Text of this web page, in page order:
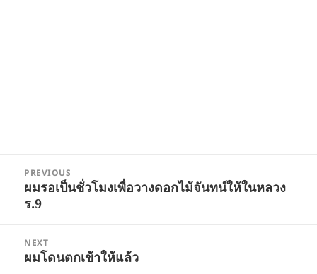
navigation
PREVIOUS
Previous
post:
ผมรอ​เป็น​ชั่วโมง​เพื่อ​วาง​ดอกไม้จันทน์​ให้​ในหลวง​
ร.9
NEXT
Next
ผมโดนตกเข้าให้แล้ว